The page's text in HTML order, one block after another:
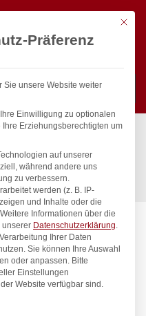
Suchen
Geräte für Profis
/
Profi Line, 6L,
Mit
Präferenz
Sie unsere Website weiter
Einwilligung zu optionalen
Erziehungsberechtigten um
auf unserer
während andere uns
zu verbessern.
werden (z. B. IP-
und Inhalte oder die
Weitere Informationen über die
unserer Datenschutzerklärung.
Ihrer Daten
Sie können Ihre Auswahl
oder anpassen. Bitte
Einstellungen
Website verfügbar sind.
für die eine